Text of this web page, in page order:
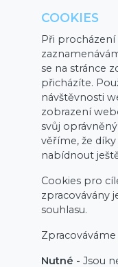
COOKIES
Při
se na stránce
přicházíte.
návštěvnosti
zobrazení
svůj
věříme, že
nabídnout
Cookies pro
zpracovávány
souhlasu.
Nutné - Jsou